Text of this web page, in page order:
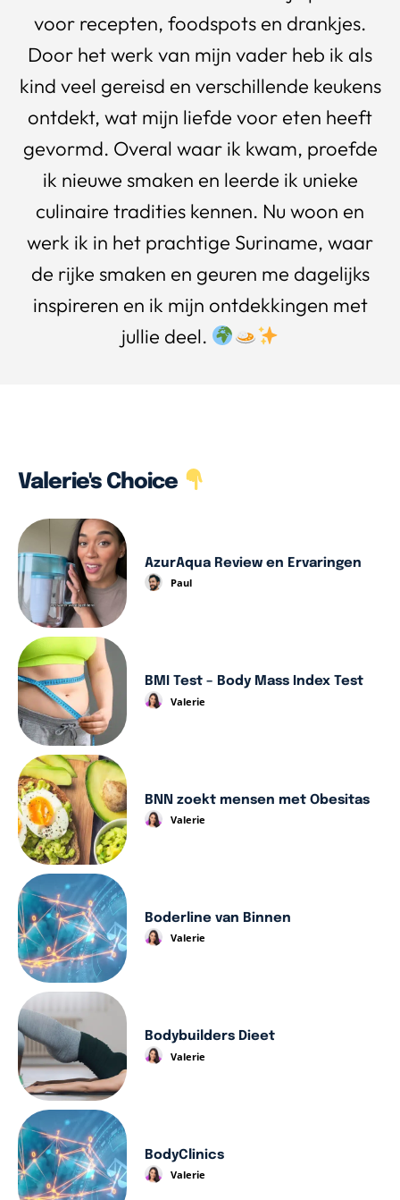
voor recepten, foodspots en drankjes.
Door het werk van mijn vader heb ik als
kind veel gereisd en verschillende keukens
ontdekt, wat mijn liefde voor eten heeft
gevormd. Overal waar ik kwam, proefde
ik nieuwe smaken en leerde ik unieke
culinaire tradities kennen. Nu woon en
werk ik in het prachtige Suriname, waar
de rijke smaken en geuren me dagelijks
inspireren en ik mijn ontdekkingen met
jullie deel.
Valerie's Choice
AzurAqua Review en Ervaringen
Paul
BMI Test – Body Mass Index Test
Valerie
BNN zoekt mensen met Obesitas
Valerie
Boderline van Binnen
Valerie
Bodybuilders Dieet
Valerie
BodyClinics
Valerie